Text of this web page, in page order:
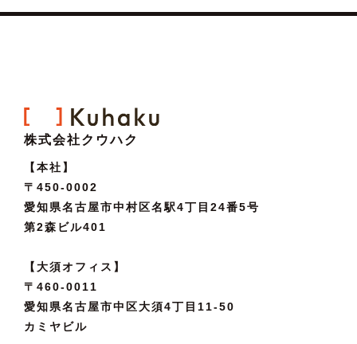
株式会社クウハク
【本社】
〒450-0002
愛知県名古屋市中村区名駅4丁目24番5号
第2森ビル401
【大須オフィス】
〒460-0011
愛知県名古屋市中区大須4丁目11-50
カミヤビル